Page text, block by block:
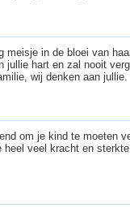
meisje in de bloei van
jullie hart en zal nooit
wij denken aan jullie.
om je kind te moeten
veel kracht en sterkte.